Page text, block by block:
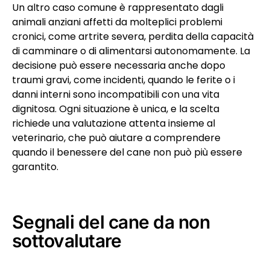
Un altro caso comune è rappresentato dagli
animali anziani affetti da molteplici problemi
cronici, come artrite severa, perdita della capacità
di camminare o di alimentarsi autonomamente. La
decisione può essere necessaria anche dopo
traumi gravi, come incidenti, quando le ferite o i
danni interni sono incompatibili con una vita
dignitosa. Ogni situazione è unica, e la scelta
richiede una valutazione attenta insieme al
veterinario, che può aiutare a comprendere
quando il benessere del cane non può più essere
garantito.
Segnali del cane da non
sottovalutare